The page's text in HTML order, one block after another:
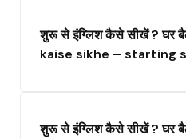
शुरू से इंग्लिश कैसे सीखें ? घर
kaise sikhe – starting
शुरू से इंग्लिश कैसे सीखें ? घर